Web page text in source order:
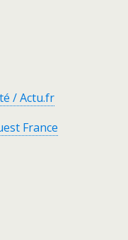
/ Actu.fr
France